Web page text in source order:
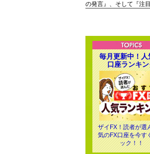
の発言』、そして『注
毎月更新中！人
口座ランキ
ザイFX！読者が選
気のFX口座を今す
ック！！